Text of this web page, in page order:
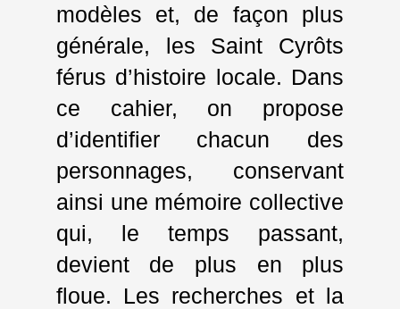
modèles et, de façon plus
générale, les Saint Cyrôts
férus d’histoire locale. Dans
ce cahier, on propose
d’identifier chacun des
personnages, conservant
ainsi une mémoire collective
qui, le temps passant,
devient de plus en plus
floue. Les recherches et la